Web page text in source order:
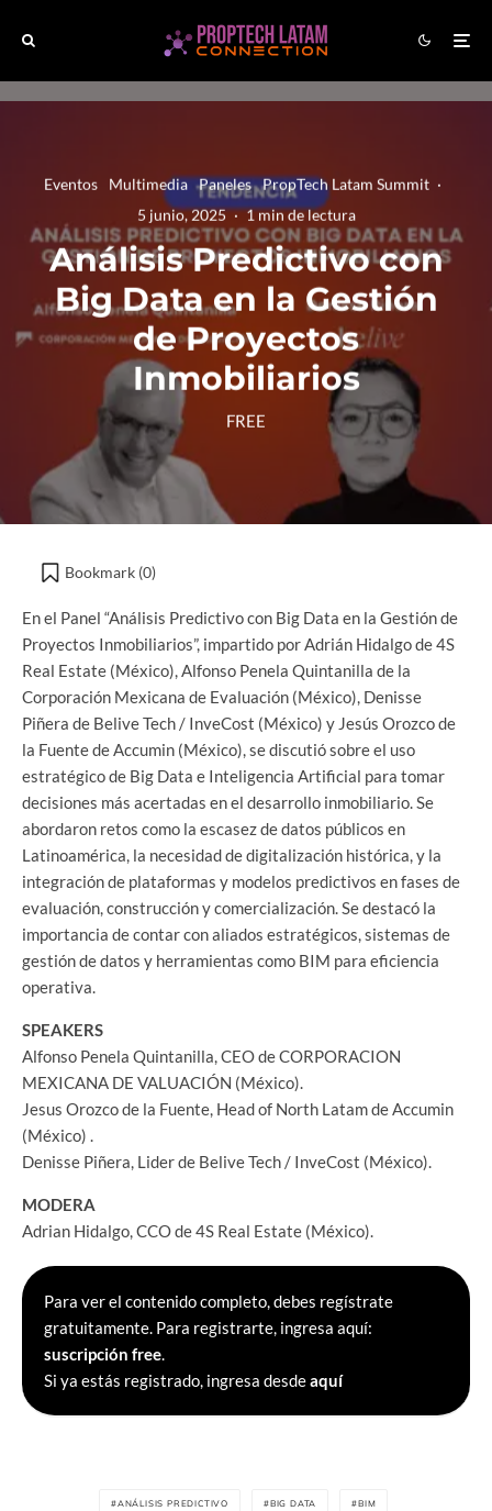
Eventos Multimedia Paneles PropTech Latam Summit ·
5 junio, 2025 · 1 min de lectura
Análisis Predictivo con
Big Data en la Gestión
de Proyectos
Inmobiliarios
FREE
Bookmark (0)
En el Panel “Análisis Predictivo con Big Data en la Gestión de
Proyectos Inmobiliarios”, impartido por Adrián Hidalgo de 4S
Real Estate (México), Alfonso Penela Quintanilla de la
Corporación Mexicana de Evaluación (México), Denisse
Piñera de Belive Tech / InveCost (México) y Jesús Orozco de
la Fuente de Accumin (México), se discutió sobre el uso
estratégico de Big Data e Inteligencia Artificial para tomar
decisiones más acertadas en el desarrollo inmobiliario. Se
abordaron retos como la escasez de datos públicos en
Latinoamérica, la necesidad de digitalización histórica, y la
integración de plataformas y modelos predictivos en fases de
evaluación, construcción y comercialización. Se destacó la
importancia de contar con aliados estratégicos, sistemas de
gestión de datos y herramientas como BIM para eficiencia
operativa.
SPEAKERS
Alfonso Penela Quintanilla, CEO de CORPORACION
MEXICANA DE VALUACIÓN (México).
Jesus Orozco de la Fuente, Head of North Latam de Accumin
(México) .
Denisse Piñera, Lider de Belive Tech / InveCost (México).
MODERA
Adrian Hidalgo, CCO de 4S Real Estate (México).
Para ver el contenido completo, debes regístrate
gratuitamente. Para registrarte, ingresa aquí:
suscripción free.
Si ya estás registrado, ingresa desdeaquí
ANÁLISIS PREDICTIVO BIG DATA BIM